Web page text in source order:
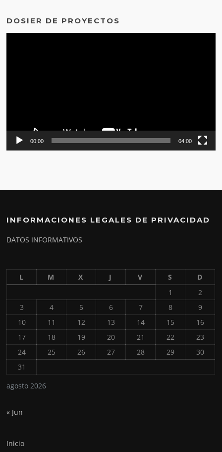
DOSIER DE PROYECTOS
00:00 04:00
INFORMACIONES LEGALES DE PRIVACIDAD
DATOS INFORMATIVOS
agosto 2026
L M X J V S
D
1
2
3
4 5 6 7 8
9
10
11 12 13 14 15
16
17
18 19 20 21 22
23
24
25 26 27 28 29
30
31
« Jun
Inicio